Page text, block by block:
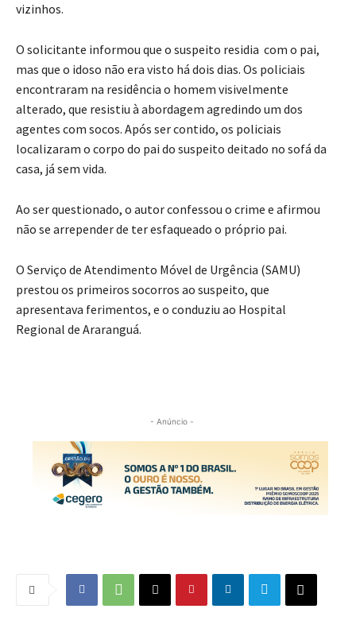
vizinhos.
O solicitante informou que o suspeito residia com o pai,
mas que o idoso não era visto há dois dias. Os policiais
encontraram na residência o homem visivelmente
alterado, que resistiu à abordagem agredindo um dos
agentes com socos. Após ser contido, os policiais
localizaram o corpo do pai do suspeito deitado no sofá da
casa, já sem vida.
Ao ser questionado, o autor confessou o crime e afirmou
não se arrepender de ter esfaqueado o próprio pai.
O Serviço de Atendimento Móvel de Urgência (SAMU)
prestou os primeiros socorros ao suspeito, que
apresentava ferimentos, e o conduziu ao Hospital
Regional de Araranguá.
- Anúncio -